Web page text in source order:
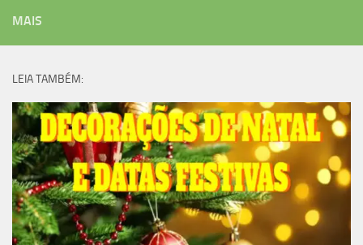
MAIS
LEIA TAMBÉM: